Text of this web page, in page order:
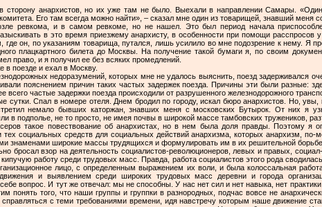
сторону анархистов, но их уже там не было. Выехали в направлении Самары.
Его там всегда можно найти», – сказал мне один из товарищей, знавший меня
ревкома, и в самом ревкоме, но не нашел. Это был период начала
в это время приезжему анархисту, в особенности при помощи расспросов
где он, по указаниям товарища, путался, лишь усилило во мне подозрение к нему. Я
плацкартного билета до Москвы. На получение такой бумаги я, по своим
право, и я получил ее без всяких промедлений.
в поезде и ехал в Москву.
недоразумений, которых мне не удалось выяснить, поезд задерживался
пояснением причин таких частых задержек поезда. Причины эти были разные:
частые задержки поезда происходили от разрушенного железнодорожного
сутки. Спал в номере отеля. Днем бродил по городу, искал бюро анархистов. Но,
немало бывших каторжан, знавших меня с московских Бутырок. От них я
в подполье, не то просто, не имея почвы в широкой массе тамбовских тружеников,
такое повествование об анархистах, но в нем была доля правды. Поэтому я
социальных средств для социальных действий анархизма, которых анархизм,
знаменами широкие массы трудящихся и формулировать им в их решительной борьбе
бросал взор на деятельность социалистов-революционеров, левых и правых,
работу среди трудовых масс. Правда, работа социалистов этого рода
лицо, с определенным выражением их воли, и была колоссальная
движения и выявлением среди широких трудовых масс деревни и города
вопрос. И тут же отвечал: мы не способны. У нас нет сил и нет навыка, нет
понять того, что наши группы и группки в разнородных, подчас вовсе не
с теми требованиями времени, идя навстречу которым наше движение